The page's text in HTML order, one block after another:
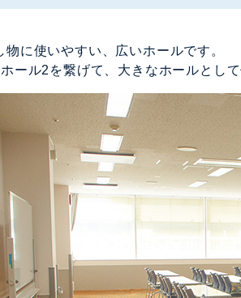
物に使いやすい、広いホールです。
ール2を繋げて、大きなホールとし